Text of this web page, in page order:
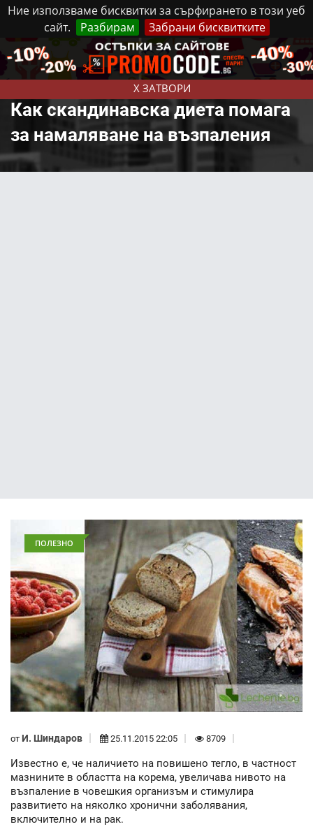
Ние използваме бисквитки за сърфирането в този уеб
сайт.
Разбирам Забрани бисквитките
X ЗАТВОРИ
Неделя, 9 Август, 2026 Реклама Контакти
Как скандинавска диета помага
за намаляване на възпаления
ПОЛЕЗНО
от И. Шиндаров 25.11.2015 22:05 8709
Известно е, че наличието на повишено тегло, в частност
мазнините в областта на корема, увеличава нивото на
възпаление в човешкия организъм и стимулира
развитието на няколко хронични заболявания,
включително и на рак.